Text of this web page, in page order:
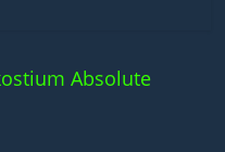
Absolute